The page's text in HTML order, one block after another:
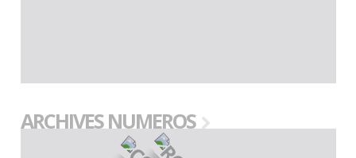
ARCHIVES NUMEROS